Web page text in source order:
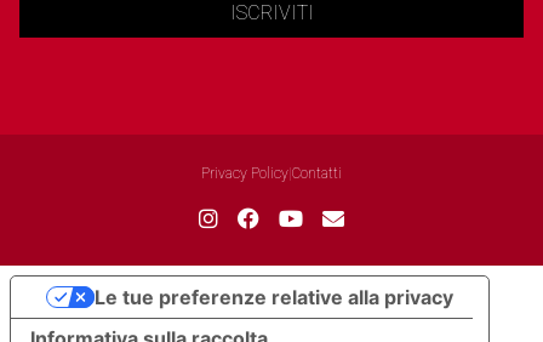
ISCRIVITI
Privacy Policy Contatti
Le tue preferenze relative alla privacy